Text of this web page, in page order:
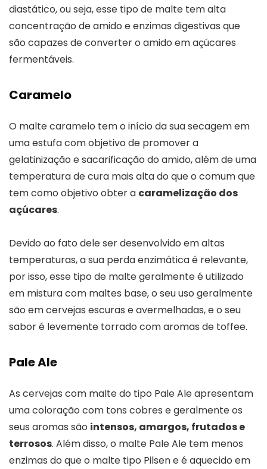
diastático, ou seja, esse tipo de malte tem alta
concentração de amido e enzimas digestivas que
são capazes de converter o amido em açúcares
fermentáveis.
Caramelo
O malte caramelo tem o início da sua secagem em
uma estufa com objetivo de promover a
gelatinização e sacarificação do amido, além de uma
temperatura de cura mais alta do que o comum que
tem como objetivo obter a caramelização dos
açúcares.
Devido ao fato dele ser desenvolvido em altas
temperaturas, a sua perda enzimática é relevante,
por isso, esse tipo de malte geralmente é utilizado
em mistura com maltes base, o seu uso geralmente
são em cervejas escuras e avermelhadas, e o seu
sabor é levemente torrado com aromas de toffee.
Pale Ale
As cervejas com malte do tipo Pale Ale apresentam
uma coloração com tons cobres e geralmente os
seus aromas são intensos, amargos, frutados e
terrosos. Além disso, o malte Pale Ale tem menos
enzimas do que o malte tipo Pilsen e é aquecido em